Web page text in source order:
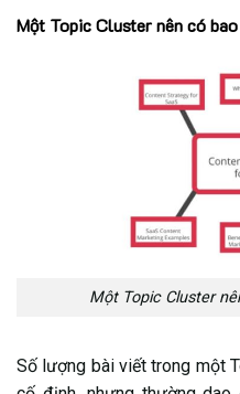
Một Topic Cluster nên có
Một Topic Cluster
Số lượng bài viết trong một